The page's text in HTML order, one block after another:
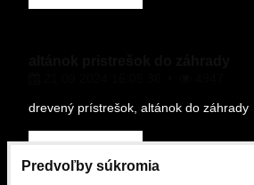
drevený prístrešok, altánok do záhrady
Predvoľby súkromia